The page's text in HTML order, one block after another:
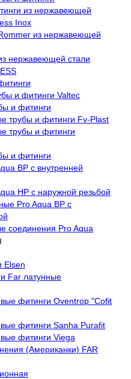
из нержавеющей
Inox
из нержавеющей
нержавеющей стали
и фитинги Valtec
и фитинги
трубы и фитинги Fv-Plast
трубы и фитинги
и фитинги
ВР с внутренней
НР с наружной резьбой
Pro Aqua ВР с
соединения Pro Aqua
Elsen
Far латунные
фитинги Oventrop "Cofit
фитинги Sanha Purafit
фитинги Viega
(Американки) FAR